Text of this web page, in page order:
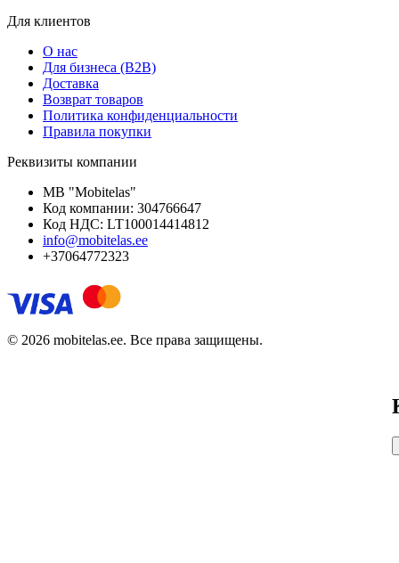
Для клиентов
О нас
Для бизнеса (B2B)
Доставка
Возврат товаров
Политика конфиденциальности
Правила покупки
Реквизиты компании
MB "Mobitelas"
Код компании: 304766647
Код НДС: LT100014414812
info@mobitelas.ee
+37064772323
© 2026 mobitelas.ee. Все права защищены.